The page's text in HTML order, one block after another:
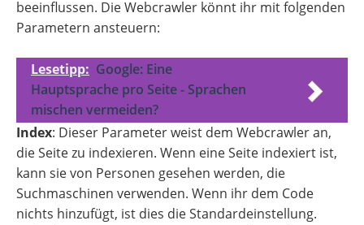
beeinflussen. Die Webcrawler könnt ihr mit folgenden
Parametern ansteuern:
Lesetipp: Google: Eine
Hauptsprache pro Seite - Sprachen
mischen vermeiden?
Index: Dieser Parameter weist dem Webcrawler an,
die Seite zu indexieren. Wenn eine Seite indexiert ist,
kann sie von Personen gesehen werden, die
Suchmaschinen verwenden. Wenn ihr dem Code
nichts hinzufügt, ist dies die Standardeinstellung.